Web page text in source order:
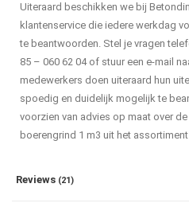
Uiteraard beschikken we bij
klantenservice die iedere werkdag
te beantwoorden. Stel je vragen
85 – 060 62 04 of stuur een e-mail
medewerkers doen uiteraard hun
spoedig en duidelijk mogelijk te
voorzien van advies op maat over
boerengrind 1 m3 uit het
Reviews (21)